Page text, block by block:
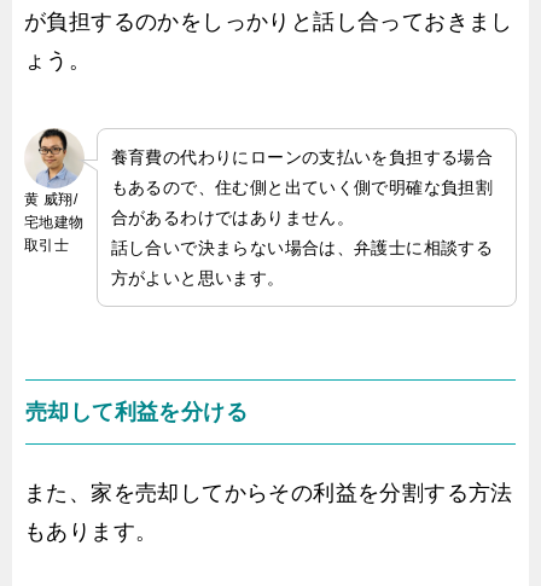
が負担するのかをしっかりと話し合っておきまし
ょう。
黄 威翔/
宅地建物
取引士
養育費の代わりにローンの支払いを負担する場合
もあるので、住む側と出ていく側で明確な負担割
合があるわけではありません。
話し合いで決まらない場合は、弁護士に相談する
方がよいと思います。
売却して利益を分ける
また、家を売却してからその利益を分割する方法
もあります。